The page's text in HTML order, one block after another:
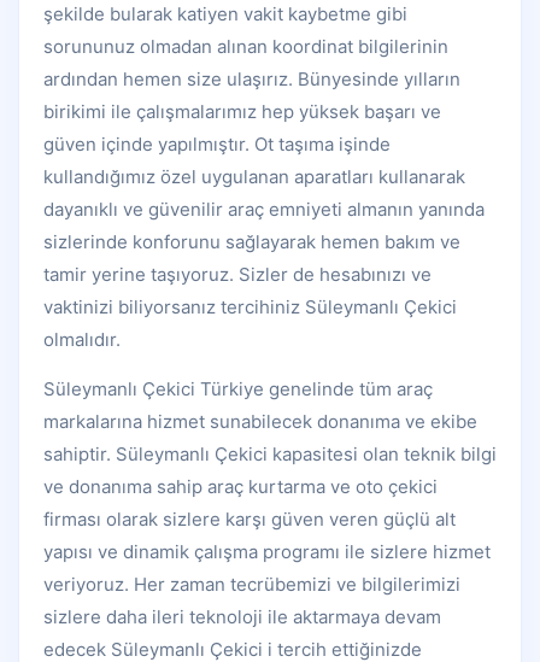
şekilde bularak katiyen vakit kaybetme gibi
sorununuz olmadan alınan koordinat bilgilerinin
ardından hemen size ulaşırız. Bünyesinde yılların
birikimi ile çalışmalarımız hep yüksek başarı ve
güven içinde yapılmıştır. Ot taşıma işinde
kullandığımız özel uygulanan aparatları kullanarak
dayanıklı ve güvenilir araç emniyeti almanın yanında
sizlerinde konforunu sağlayarak hemen bakım ve
tamir yerine taşıyoruz. Sizler de hesabınızı ve
vaktinizi biliyorsanız tercihiniz Süleymanlı Çekici
olmalıdır.
Süleymanlı Çekici Türkiye genelinde tüm araç
markalarına hizmet sunabilecek donanıma ve ekibe
sahiptir. Süleymanlı Çekici kapasitesi olan teknik bilgi
ve donanıma sahip araç kurtarma ve oto çekici
firması olarak sizlere karşı güven veren güçlü alt
yapısı ve dinamik çalışma programı ile sizlere hizmet
veriyoruz. Her zaman tecrübemizi ve bilgilerimizi
sizlere daha ileri teknoloji ile aktarmaya devam
edecek Süleymanlı Çekici i tercih ettiğinizde